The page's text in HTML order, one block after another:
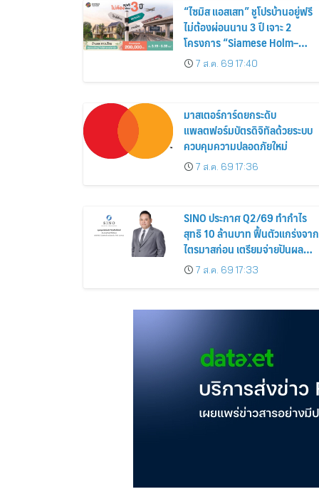
“ไซมิส แอสเสท” ชูโปรบ้านอยู่ฟรี
ไม่ต้องผ่อนนาน 3 ปี เจาะ 2
โครงการ “Siamese Holm–
Siamese Blossom” พร้อม
ส่วนลดและสิทธิพิเศษถึง 31
7 ส.ค. 69 17:40
มาสเตอร์การ์ดยกระดับ
แพลตฟอร์มบัตรดิจิทัลด้วยระบบ
ควบคุมความปลอดภัยใหม่
7 ส.ค. 69 17:36
SINO ประกาศ Q2/69 ทำกำไร
สุทธิ 10 ล้านบาท ฟื้นตัวแกร่งจาก
ไตรมาสก่อน เตรียมจ่ายปันผล
ระหว่างกาล 0.014423 บาทต่อหุ้น
ครึ่งปีหลังมุ่งเติบโตต่อเนื่อง
7 ส.ค. 69 17:33